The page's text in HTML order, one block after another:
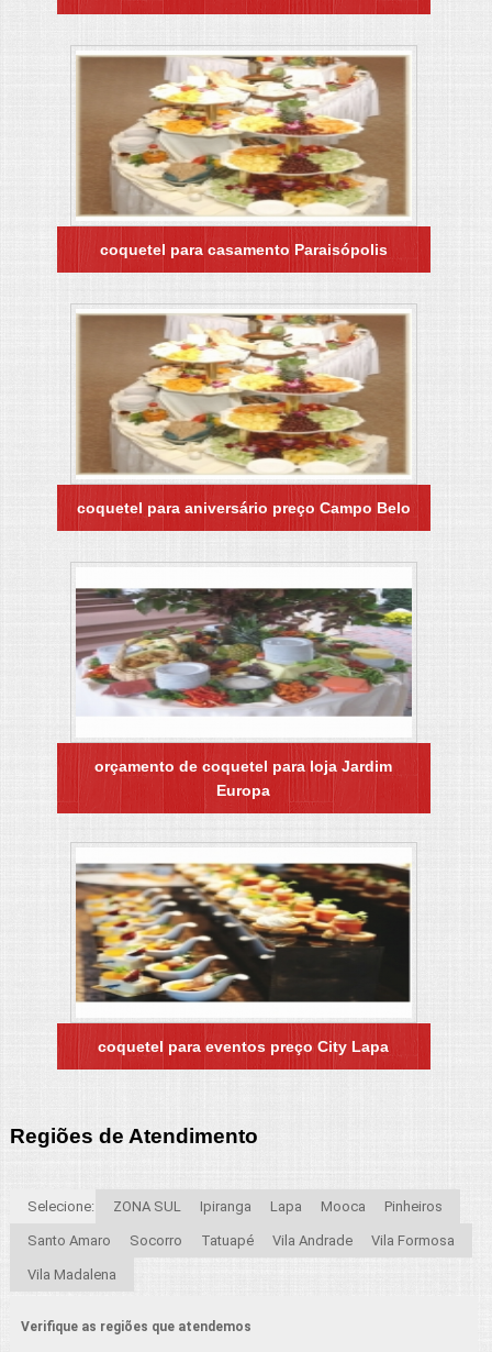
coquetel para casamento Paraisópolis
coquetel para aniversário preço Campo Belo
orçamento de coquetel para loja Jardim
Europa
coquetel para eventos preço City Lapa
Regiões de Atendimento
Selecione: ZONA SUL Ipiranga Lapa Mooca Pinheiros
Santo Amaro Socorro Tatuapé Vila Andrade Vila Formosa
Vila Madalena
Verifique as regiões que atendemos